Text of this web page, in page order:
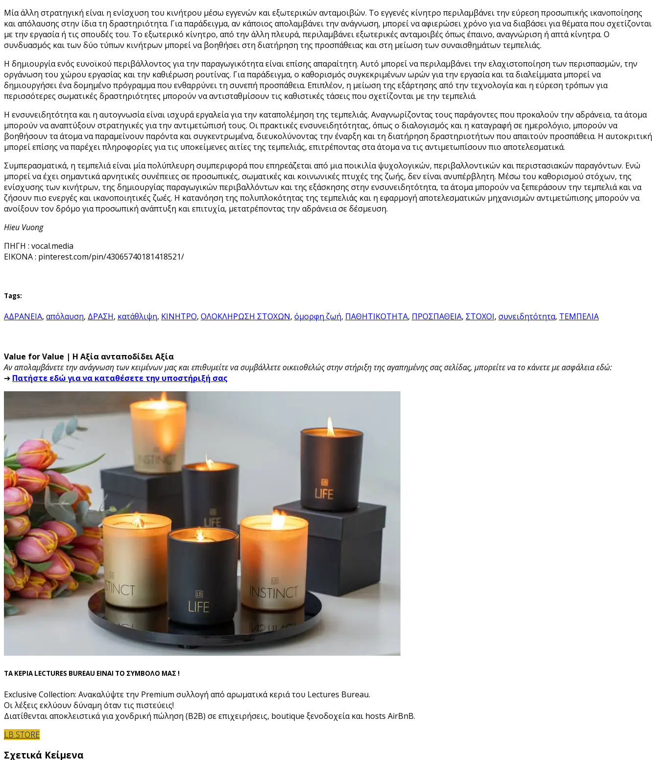
Μία άλλη στρατηγική είναι η ενίσχυση του κινήτρου μέσω εγγενών και εξωτερικών ανταμοιβών. Το εγγενές κίνητρο περιλαμβάνει την εύρεση προσωπικής ικανοποίησης
και απόλαυσης στην ίδια τη δραστηριότητα. Για παράδειγμα, αν κάποιος απολαμβάνει την ανάγνωση, μπορεί να αφιερώσει χρόνο για να διαβάσει για θέματα που σχετίζονται
με την εργασία ή τις σπουδές του. Το εξωτερικό κίνητρο, από την άλλη πλευρά, περιλαμβάνει εξωτερικές ανταμοιβές όπως έπαινο, αναγνώριση ή απτά κίνητρα. Ο
συνδυασμός και των δύο τύπων κινήτρων μπορεί να βοηθήσει στη διατήρηση της προσπάθειας και στη μείωση των συναισθημάτων τεμπελιάς.
Η δημιουργία ενός ευνοϊκού περιβάλλοντος για την παραγωγικότητα είναι επίσης απαραίτητη. Αυτό μπορεί να περιλαμβάνει την ελαχιστοποίηση των περισπασμών, την
οργάνωση του χώρου εργασίας και την καθιέρωση ρουτίνας. Για παράδειγμα, ο καθορισμός συγκεκριμένων ωρών για την εργασία και τα διαλείμματα μπορεί να
δημιουργήσει ένα δομημένο πρόγραμμα που ενθαρρύνει τη συνεπή προσπάθεια. Επιπλέον, η μείωση της εξάρτησης από την τεχνολογία και η εύρεση τρόπων για
περισσότερες σωματικές δραστηριότητες μπορούν να αντισταθμίσουν τις καθιστικές τάσεις που σχετίζονται με την τεμπελιά.
Η ενσυνειδητότητα και η αυτογνωσία είναι ισχυρά εργαλεία για την καταπολέμηση της τεμπελιάς. Αναγνωρίζοντας τους παράγοντες που προκαλούν την αδράνεια, τα άτομα
μπορούν να αναπτύξουν στρατηγικές για την αντιμετώπισή τους. Οι πρακτικές ενσυνειδητότητας, όπως ο διαλογισμός και η καταγραφή σε ημερολόγιο, μπορούν να
βοηθήσουν τα άτομα να παραμείνουν παρόντα και συγκεντρωμένα, διευκολύνοντας την έναρξη και τη διατήρηση δραστηριοτήτων που απαιτούν προσπάθεια. Η αυτοκριτική
μπορεί επίσης να παρέχει πληροφορίες για τις υποκείμενες αιτίες της τεμπελιάς, επιτρέποντας στα άτομα να τις αντιμετωπίσουν πιο αποτελεσματικά.
Συμπερασματικά, η τεμπελιά είναι μία πολύπλευρη συμπεριφορά που επηρεάζεται από μια ποικιλία ψυχολογικών, περιβαλλοντικών και περιστασιακών παραγόντων. Ενώ
μπορεί να έχει σημαντικά αρνητικές συνέπειες σε προσωπικές, σωματικές και κοινωνικές πτυχές της ζωής, δεν είναι ανυπέρβλητη. Μέσω του καθορισμού στόχων, της
ενίσχυσης των κινήτρων, της δημιουργίας παραγωγικών περιβαλλόντων και της εξάσκησης στην ενσυνειδητότητα, τα άτομα μπορούν να ξεπεράσουν την τεμπελιά και να
ζήσουν πιο ενεργές και ικανοποιητικές ζωές. Η κατανόηση της πολυπλοκότητας της τεμπελιάς και η εφαρμογή αποτελεσματικών μηχανισμών αντιμετώπισης μπορούν να
ανοίξουν τον δρόμο για προσωπική ανάπτυξη και επιτυχία, μετατρέποντας την αδράνεια σε δέσμευση.
Hieu Vuong
ΠΗΓΗ : vocal.media
EIKONA : pinterest.com/pin/43065740181418521/
Tags:
ΑΔΡΑΝΕΙΑ, απόλαυση, ΔΡΑΣΗ, κατάθλιψη, ΚΙΝΗΤΡΟ, ΟΛΟΚΛΗΡΩΣΗ ΣΤΟΧΩΝ, όμορφη ζωή, ΠΑΘΗΤΙΚΟΤΗΤΑ, ΠΡΟΣΠΑΘΕΙΑ, ΣΤΟΧΟΙ, συνειδητότητα, ΤΕΜΠΕΛΙΑ
Value for Value | Η Αξία ανταποδίδει Αξία
Αν απολαμβάνετε την ανάγνωση των κειμένων μας και επιθυμείτε να συμβάλλετε οικειοθελώς στην στήριξη της αγαπημένης σας σελίδας, μπορείτε να το κάνετε με ασφάλεια εδώ:
➔ Πατήστε εδώ για να καταθέσετε την υποστήριξή σας
ΤΑ ΚΕΡΙΑ LECTURES BUREAU ΕΙΝΑΙ ΤΟ ΣΥΜΒΟΛΟ ΜΑΣ !
Exclusive Collection: Ανακαλύψτε την Premium συλλογή από αρωματικά κεριά του Lectures Bureau.
Οι λέξεις εκλύουν δύναμη όταν τις πιστεύεις!
Διατίθενται αποκλειστικά για χονδρική πώληση (B2B) σε επιχειρήσεις, boutique ξενοδοχεία και hosts AirBnB.
LB STORE
Σχετικά Κείμενα